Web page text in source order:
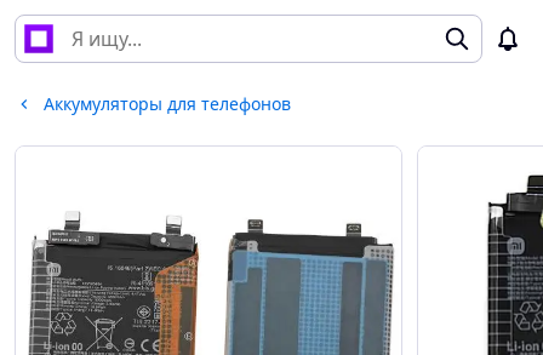
Аккумуляторы для телефонов